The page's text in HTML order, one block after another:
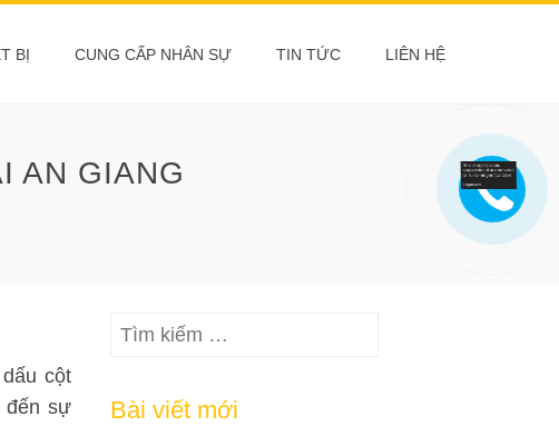
BỊ CUNG CẤP NHÂN SỰ TIN TỨC LIÊN HỆ
AN GIANG
cột
đến sự
Tìm
Bài viết mới